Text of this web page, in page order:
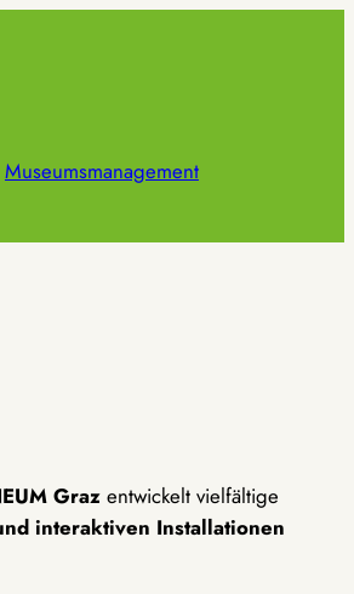
Museumsmanagement
Graz entwickelt vielfältige
interaktiven Installationen